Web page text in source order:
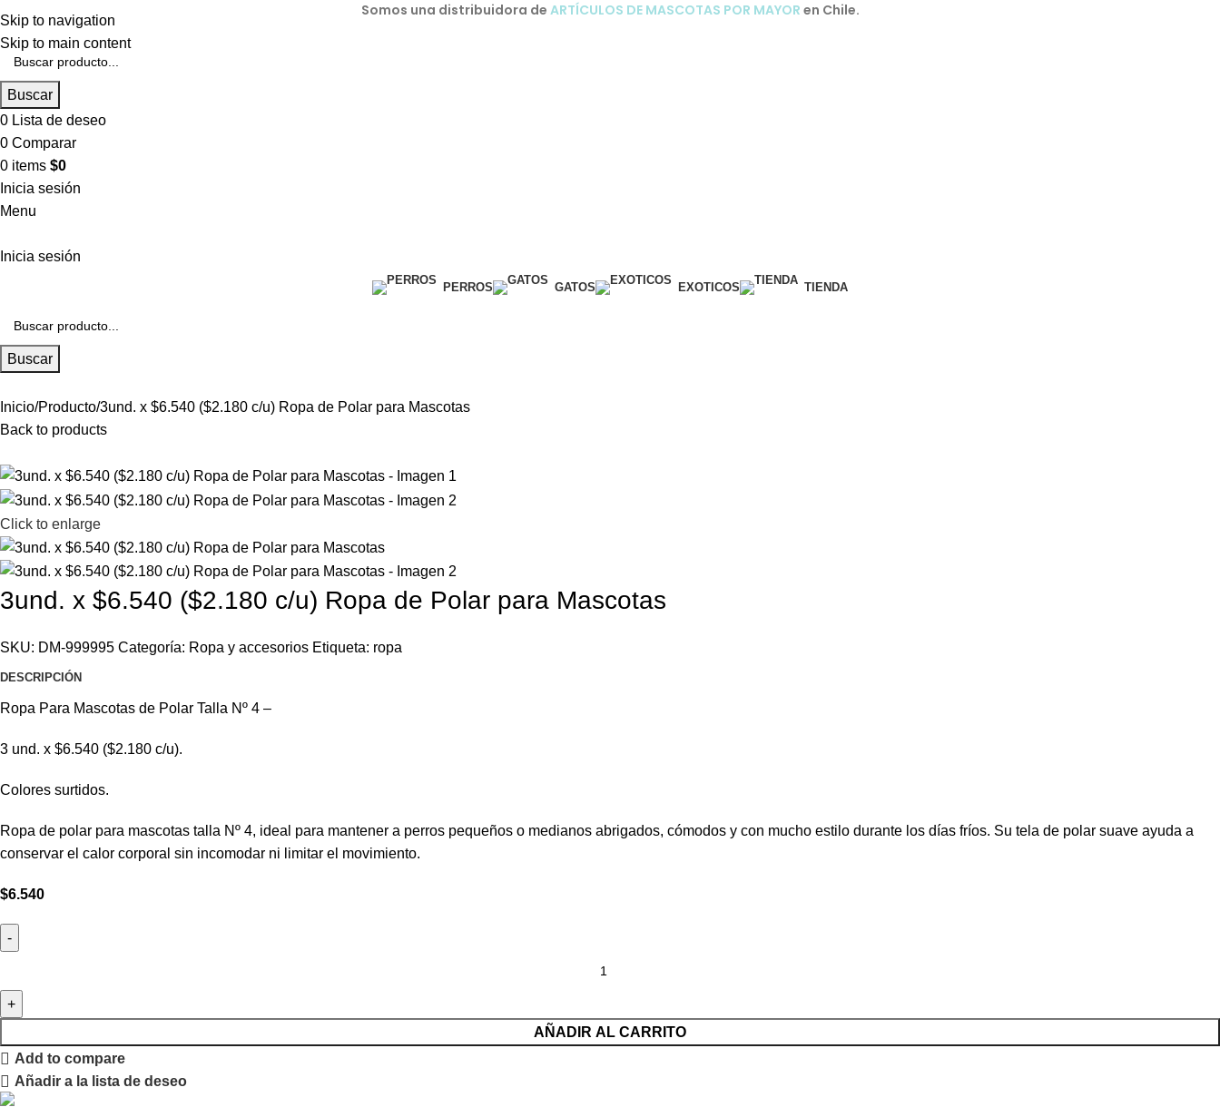
Skip to navigation
Skip to main content
Somos una distribuidora de ARTÍCULOS DE MASCOTAS POR MAYOR en Chile.
Buscar
0 Lista de deseo
0 Comparar
0 items $0
Inicia sesión
Menu
Inicia sesión
PERROS GATOS EXOTICOS TIENDA
Buscar
Inicio Producto 3und. x $6.540 ($2.180 c/u) Ropa de Polar para Mascotas
Back to products
Click to enlarge
3und. x $6.540 ($2.180 c/u) Ropa de Polar para Mascotas
SKU: DM-999995 Categoría: Ropa y accesorios Etiqueta: ropa
DESCRIPCIÓN
Ropa Para Mascotas de Polar Talla Nº 4 –
3 und. x $6.540 ($2.180 c/u).
Colores surtidos.
Ropa de polar para mascotas talla Nº 4, ideal para mantener a perros pequeños o medianos abrigados, cómodos y con mucho estilo durante los días fríos. Su tela de polar suave ayuda a
conservar el calor corporal sin incomodar ni limitar el movimiento.
$6.540
AÑADIR AL CARRITO
Add to compare
Añadir a la lista de deseo